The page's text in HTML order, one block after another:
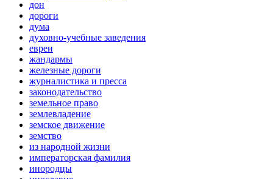
дон
дороги
дума
духовно-учебные заведения
евреи
жандармы
железные дороги
журналистика и пресса
законодательство
земельное право
землевладение
земское движение
земство
из народной жизни
императорская фамилия
инородцы